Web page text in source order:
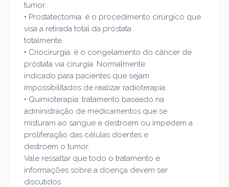
tumor.
• Prostatectomia: é o procedimento cirúrgico que
visa a retirada total da próstata
totalmente.
• Criocirurgia: é o congelamento do câncer de
próstata via cirurgia. Normalmente
indicado para pacientes que sejam
impossibilitados de realizar radioterapia.
• Quimioterapia: tratamento baseado na
administração de medicamentos que se
misturam ao sangue e destroem ou impedem a
proliferação das células doentes e
destroem o tumor.
Vale ressaltar que todo o tratamento e
informações sobre a doença devem ser
discutidos